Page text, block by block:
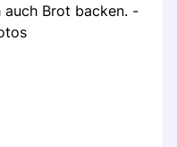
auch Brot backen. -